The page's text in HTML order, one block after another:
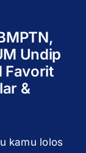
Undip
Favorit
&
kamu lolos